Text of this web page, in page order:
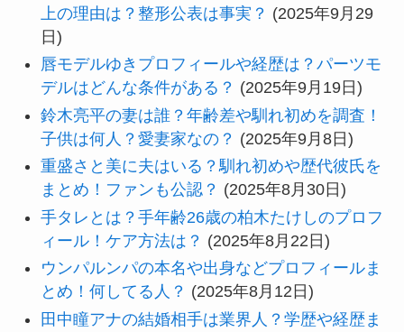
上の理由は？整形公表は事実？ (2025年9月29
日)
唇モデルゆきプロフィールや経歴は？パーツモ
デルはどんな条件がある？ (2025年9月19日)
鈴木亮平の妻は誰？年齢差や馴れ初めを調査！
子供は何人？愛妻家なの？ (2025年9月8日)
重盛さと美に夫はいる？馴れ初めや歴代彼氏を
まとめ！ファンも公認？ (2025年8月30日)
手タレとは？手年齢26歳の柏木たけしのプロフ
ィール！ケア方法は？ (2025年8月22日)
ウンパルンパの本名や出身などプロフィールま
とめ！何してる人？ (2025年8月12日)
田中瞳アナの結婚相手は業界人？学歴や経歴ま